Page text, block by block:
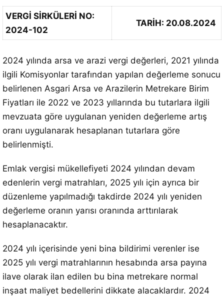
VERGİ SİRKÜLERİ NO:
2024-102
TARİH: 20.08.2024
2024 yılında arsa ve arazi vergi değerleri, 2021 yılında
ilgili Komisyonlar tarafından yapılan değerleme sonucu
belirlenen Asgari Arsa ve Arazilerin Metrekare Birim
Fiyatları ile 2022 ve 2023 yıllarında bu tutarlara ilgili
mevzuata göre uygulanan yeniden değerleme artış
oranı uygulanarak hesaplanan tutarlara göre
belirlenmişti.
Emlak vergisi mükellefiyeti 2024 yılından devam
edenlerin vergi matrahları, 2025 yılı için ayrıca bir
düzenleme yapılmadığı takdirde 2024 yılı yeniden
değerleme oranın yarısı oranında arttırılarak
hesaplanacaktır.
2024 yılı içerisinde yeni bina bildirimi verenler ise
2025 yılı vergi matrahlarının hesabında arsa payına
ilave olarak ilan edilen bu bina metrekare normal
inşaat maliyet bedellerini dikkate alacaklardır. 2024